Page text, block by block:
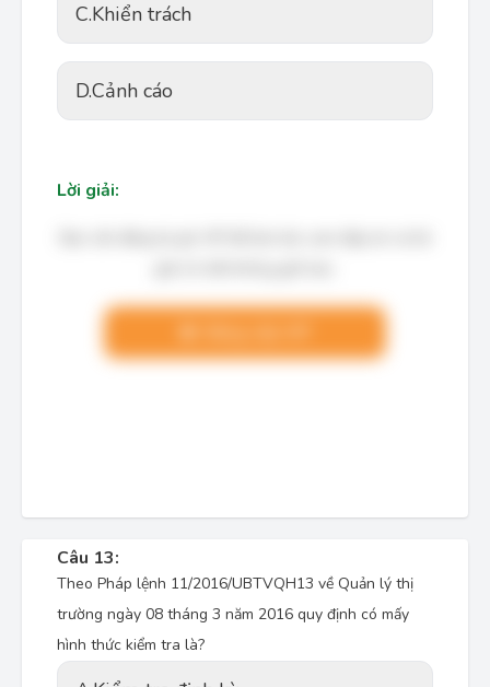
C.Khiển trách
D.Cảnh cáo
Lời giải:
Câu 13:
Theo Pháp lệnh 11/2016/UBTVQH13 về Quản lý thị
trường ngày 08 tháng 3 năm 2016 quy định có mấy
hình thức kiểm tra là?